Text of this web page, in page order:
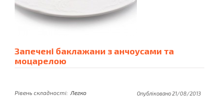
Запечені баклажани з анчоусами та
моцарелою
Рівень складності: Легко
Опубліковано 21/08/2013